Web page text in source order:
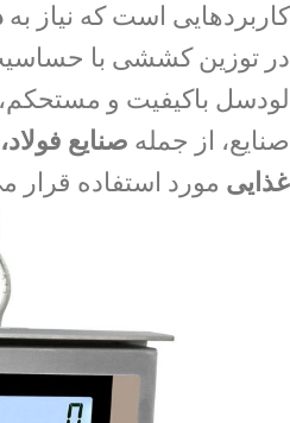
کاربردهایی است که نیاز به
در توزین کششی با حساسیت
لودسل باکیفیت و
صنایع، از جمله صنایع
غذایی مورد استفاده قرار